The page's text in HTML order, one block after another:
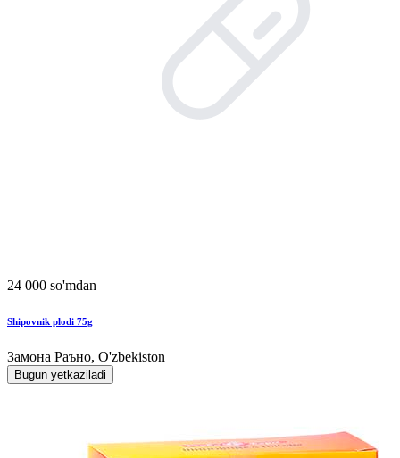
24 000 so'mdan
Shipovnik plodi 75g
Замона Раъно, O'zbekiston
Bugun yetkaziladi